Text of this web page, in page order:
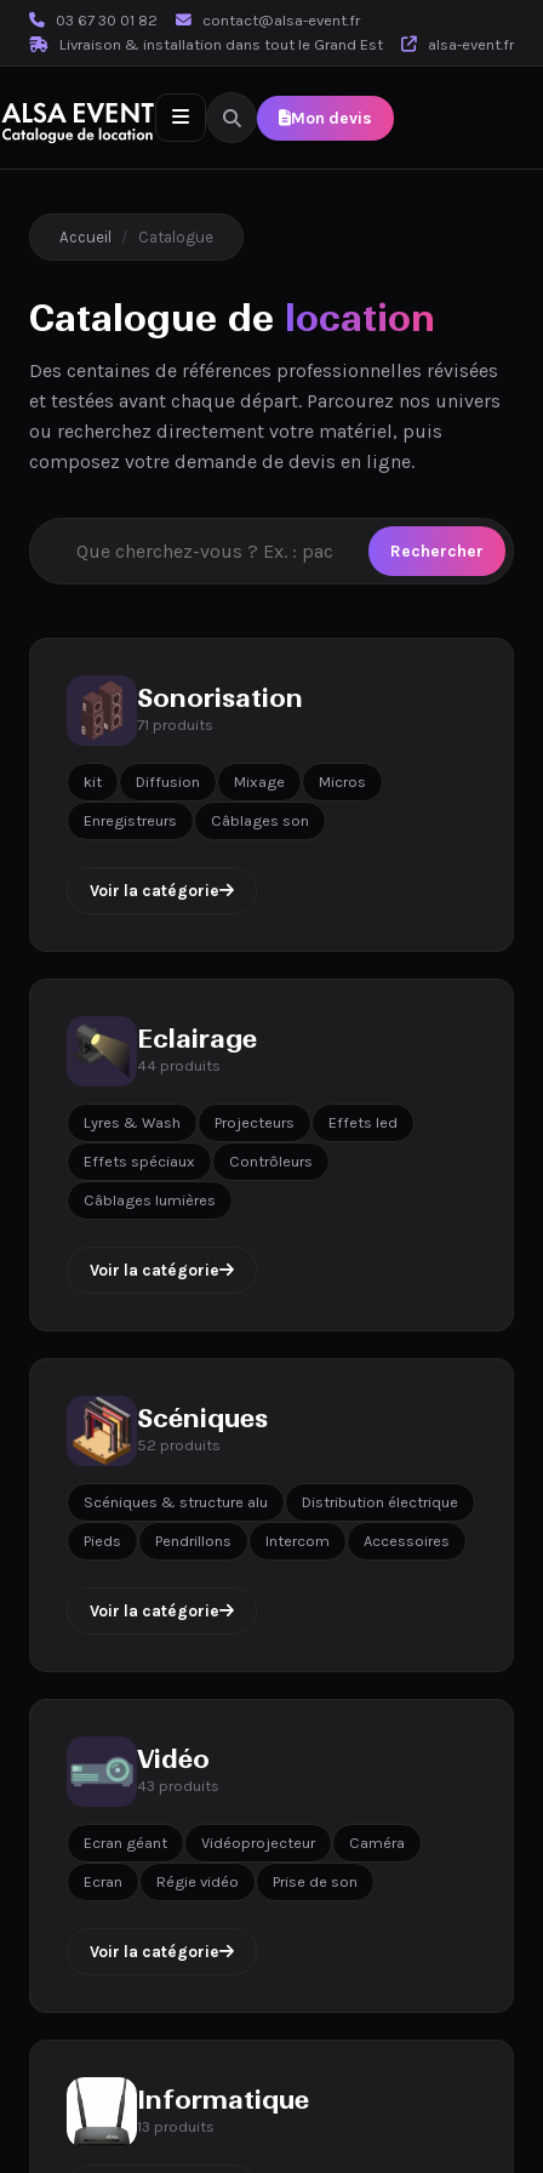
03 67 30 01 82
contact@alsa-event.fr
Livraison & installation dans tout le Grand Est
alsa-event.fr
Mon devis
Accueil / Catalogue
Catalogue de location
Des centaines de références professionnelles révisées
et testées avant chaque départ. Parcourez nos univers
ou recherchez directement votre matériel, puis
composez votre demande de devis en ligne.
Rechercher
Sonorisation
71 produits
kit Diffusion Mixage Micros
Enregistreurs Câblages son
Voir la catégorie
Eclairage
44 produits
Lyres & Wash Projecteurs Effets led
Effets spéciaux Contrôleurs
Câblages lumières
Voir la catégorie
Scéniques
52 produits
Scéniques & structure alu Distribution électrique
Pieds Pendrillons Intercom Accessoires
Voir la catégorie
Vidéo
43 produits
Ecran géant Vidéoprojecteur Caméra
Ecran Régie vidéo Prise de son
Voir la catégorie
Informatique
13 produits